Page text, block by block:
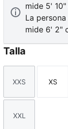
mide 5'
La
mide 6' 2"
Talla
Talla
XXS
Talla
XS
Talla
XXL